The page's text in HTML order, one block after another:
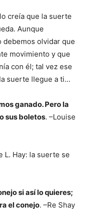
creía que la suerte
Aunque
debemos olvidar que
movimiento y que
con él; tal vez ese
suerte llegue a ti…
ganado. Pero la
sus boletos. –Louise
L. Hay: la suerte se
si así lo quieres;
el conejo. –Re Shay